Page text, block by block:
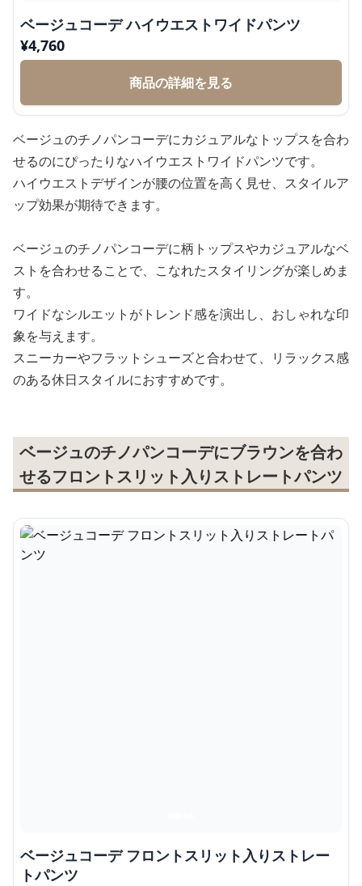
ベージュコーデ ハイウエストワイドパンツ
¥4,760
商品の詳細を見る
ベージュのチノパンコーデにカジュアルなトップスを合わ
せるのにぴったりなハイウエストワイドパンツです。
ハイウエストデザインが腰の位置を高く見せ、スタイルア
ップ効果が期待できます。
ベージュのチノパンコーデに柄トップスやカジュアルなベ
ストを合わせることで、こなれたスタイリングが楽しめま
す。
ワイドなシルエットがトレンド感を演出し、おしゃれな印
象を与えます。
スニーカーやフラットシューズと合わせて、リラックス感
のある休日スタイルにおすすめです。
ベージュのチノパンコーデにブラウンを合わ
せるフロントスリット入りストレートパンツ
ベージュコーデ フロントスリット入りストレー
トパンツ